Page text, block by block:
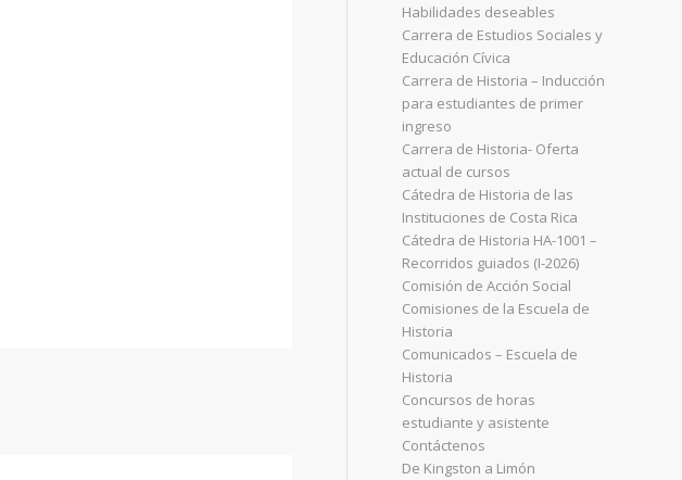
Habilidades deseables
Carrera de Estudios Sociales y
Educación Cívica
Carrera de Historia – Inducción
para estudiantes de primer
ingreso
Carrera de Historia- Oferta
actual de cursos
Cátedra de Historia de las
Instituciones de Costa Rica
Cátedra de Historia HA-1001 –
Recorridos guiados (I-2026)
Comisión de Acción Social
Comisiones de la Escuela de
Historia
Comunicados – Escuela de
Historia
Concursos de horas
estudiante y asistente
Contáctenos
De Kingston a Limón